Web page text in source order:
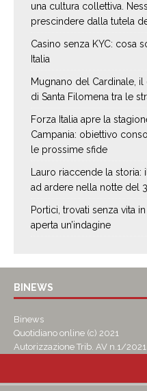
una cultura collettiva.
prescindere dalla tutela
Casino senza KYC: cosa
Italia
Mugnano del Cardinale,
di Santa Filomena tra le
Forza Italia apre la
Campania: obiettivo
le prossime sfide
Lauro riaccende la
ad ardere nella notte del
Portici, trovati senza vita
aperta un’indagine
BINEWS
Binews
Quotidiano online (c) 2021
Autorizzazione Trib. AV n.1/2021